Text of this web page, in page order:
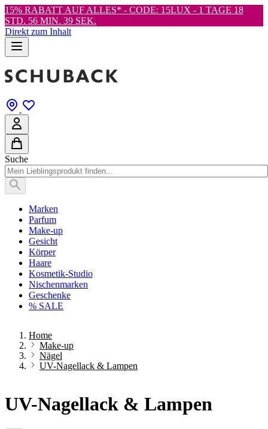
15% RABATT AUF ALLES* - CODE: 15LUX - 1 TAGE 18
STD. 56 MIN. 38 SEK.
Direkt zum Inhalt
Suche
Marken
Parfum
Make-up
Gesicht
Körper
Haare
Kosmetik-Studio
Nischenmarken
Geschenke
% SALE
Home
Make-up
Nägel
UV-Nagellack & Lampen
UV-Nagellack & Lampen